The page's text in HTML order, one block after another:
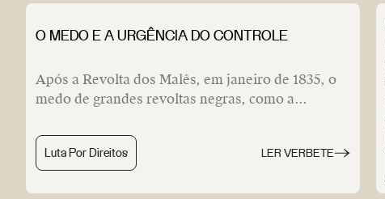
O MEDO E A URGÊNCIA DO CONTROLE
Após a Revolta dos Malês, em janeiro de 1835, o
medo de grandes revoltas negras, como a...
Luta Por Direitos LER VERBETE